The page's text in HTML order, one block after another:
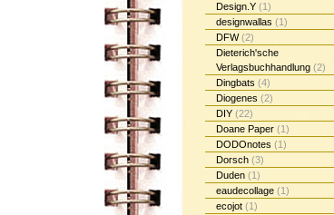
Design.Y (1)
designwallas (1)
DFW(2)
Dieterich'sche
Verlagsbuchhandlung (2)
Dingbats (4)
Diogenes (2)
DIY (22)
Doane Paper (1)
DODOnotes (1)
Dorsch (3)
Duden (1)
eaudecollage (1)
ecojot (1)